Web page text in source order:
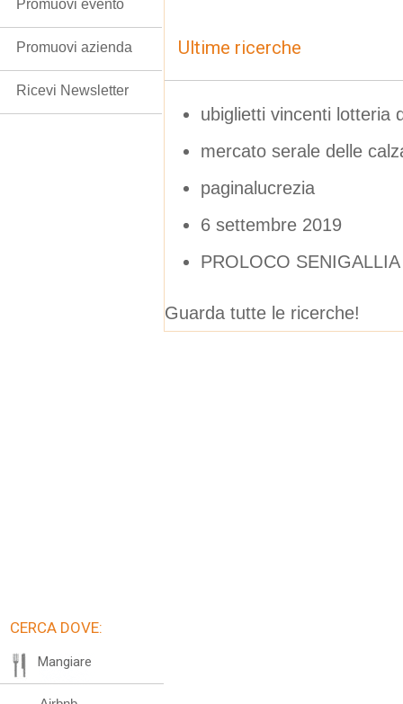
Ultime ricerche
ubiglietti vincenti lotteria
mercato serale delle
paginalucrezia
6 settembre 2019
PROLOCO SENIGALLIA
Guarda tutte le ricerche!
Promuovi evento
Promuovi azienda
Ricevi Newsletter
CERCA DOVE:
Mangiare